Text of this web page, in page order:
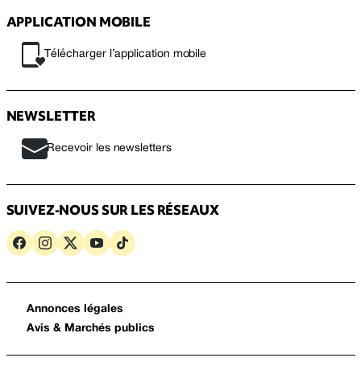
APPLICATION MOBILE
Télécharger l’application mobile
NEWSLETTER
Recevoir les newsletters
SUIVEZ-NOUS SUR LES RÉSEAUX
Annonces légales
Avis & Marchés publics